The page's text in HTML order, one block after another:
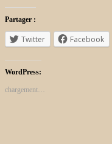
Partager :
Twitter Facebook
WordPress:
chargement…